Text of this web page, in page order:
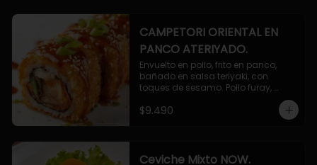
CAMPETORI ORIENTAL EN
PANCO ATERIYADO.
Envuelto en pollo, frito en panco,
bañado en salsa teriyaki, con
toques de sesamo. Pollo furay,
queso, champiñon furay, cebollin.
$9.490
Ceviche Mixto NOW.